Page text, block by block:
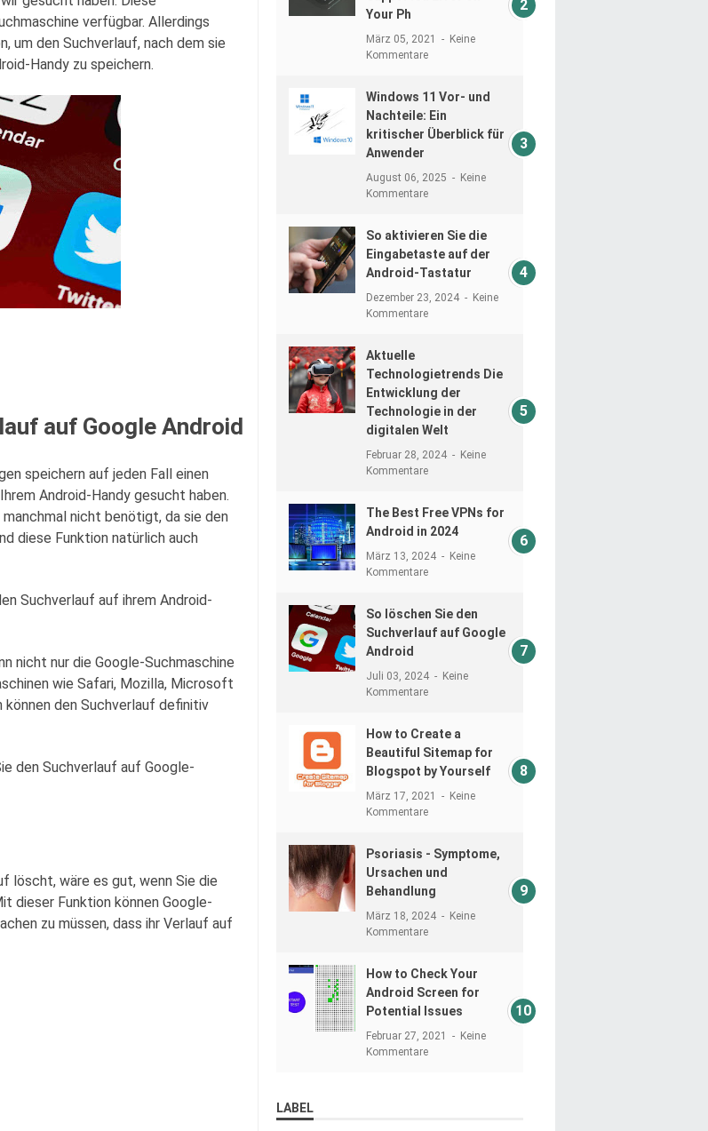
verfügbar. Allerdings
um den Suchverlauf, nach dem sie
Handy zu speichern.
auf Google Android
speichern auf jeden Fall einen
Android-Handy gesucht haben.
nicht benötigt, da sie den
diese Funktion natürlich auch
Suchverlauf auf ihrem Android-
nicht nur die Google-Suchmaschine
wie Safari, Mozilla, Microsoft
können den Suchverlauf definitiv
den Suchverlauf auf Google-
löscht, wäre es gut, wenn Sie die
dieser Funktion können Google-
zu müssen, dass ihr Verlauf auf
Your Ph
März 05, 2021
Keine
Kommentare
Windows 11 Vor- und
Nachteile: Ein
kritischer Überblick für
Anwender
August 06, 2025
Keine
Kommentare
So aktivieren Sie die
Eingabetaste auf der
Android-Tastatur
Dezember 23, 2024
Keine
Kommentare
Aktuelle
Technologietrends Die
Entwicklung der
Technologie in der
digitalen Welt
Februar 28, 2024
Keine
Kommentare
The Best Free VPNs for
Android in 2024
März 13, 2024
Keine
Kommentare
So löschen Sie den
Suchverlauf auf Google
Android
Juli 03, 2024
Keine
Kommentare
How to Create a
Beautiful Sitemap for
Blogspot by Yourself
März 17, 2021
Keine
Kommentare
Psoriasis - Symptome,
Ursachen und
Behandlung
März 18, 2024
Keine
Kommentare
How to Check Your
Android Screen for
Potential Issues
Februar 27, 2021
Keine
Kommentare
LABEL